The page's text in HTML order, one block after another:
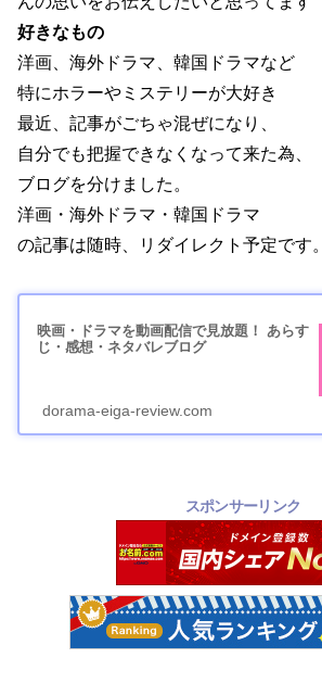
好きなもの
洋画、海外ドラマ、韓国ドラマなど
特にホラーやミステリーが大好き
最近、記事がごちゃ混ぜになり、
自分でも把握できなくなって来た為、
ブログを分けました。
洋画・海外ドラマ・韓国ドラマ
の記事は随時、リダイレクト予定です。
映画・ドラマを動画配信で見放題！ あらす
じ・感想・ネタバレブログ
dorama-eiga-review.com
スポンサーリンク